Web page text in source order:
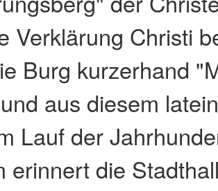
Verklärung Christi
Burg kurzerhand
aus diesem
Lauf der
erinnert die